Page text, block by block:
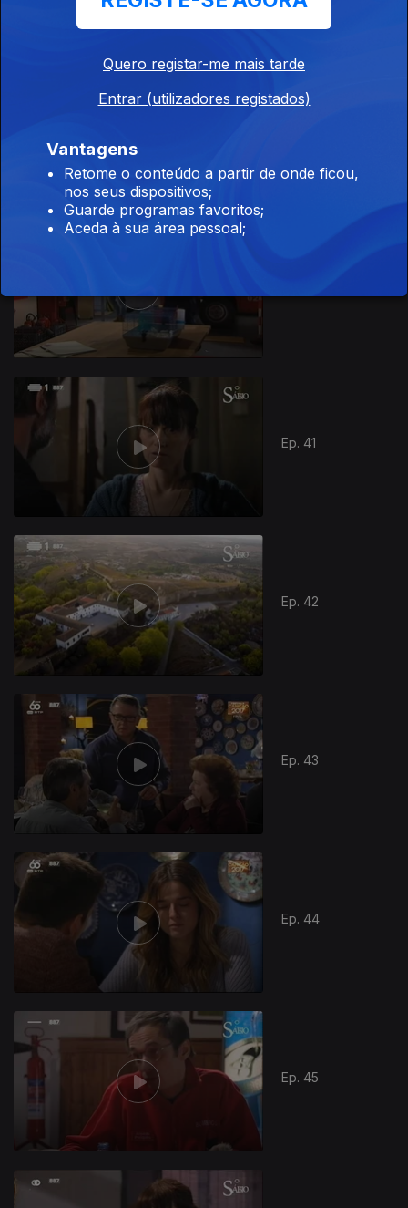
Ep. 41
Ep. 42
Ep. 43
Ep. 44
Ep. 45
Quero registar-me mais tarde
Entrar (utilizadores registados)
Vantagens
Retome o conteúdo a partir de onde ficou,
nos seus dispositivos;
Guarde programas favoritos;
Aceda à sua área pessoal;